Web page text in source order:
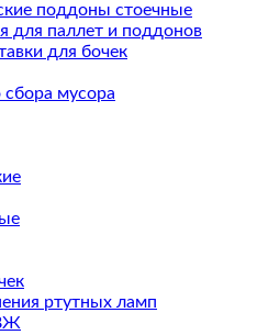
поддоны стоечные
для паллет и поддонов
для бочек
мусора
ртутных ламп